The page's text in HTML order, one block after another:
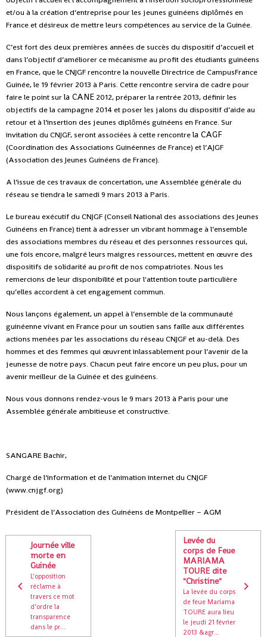
et/ou à la création d’entreprise pour les jeunes guinéens diplômés en
France et désireux de mettre leurs compétences au service de la Guinée.
C’est fort des deux premières années de succès du dispositif d’accueil et
dans l’objectif d’améliorer ce mécanisme au profit des étudiants guinéens
en France, que le CNJGF rencontre la nouvelle Directrice de CampusFrance
Guinée, le 19 février 2013 à Paris. Cette rencontre servira de cadre pour
faire le point surla CANE 2012, préparer la rentrée 2013, définir les
objectifs de la campagne 2014 et poser les jalons du dispositif d’aide au
retour et à l’insertion des jeunes diplômés guinéens en France. Sur
invitation du CNJGF, seront associées à cette rencontrela CAGF
(Coordination des Associations Guinéennes de France) et l’AJGF
(Association des Jeunes Guinéens de France).
A l’issue de ces travaux de concertation, une Assemblée générale du
réseau se tiendra le samedi 9 mars 2013 à Paris.
Le bureau exécutif du CNJGF (Conseil National des associations des Jeunes
Guinéens en France) tient à adresser un vibrant hommage à l’ensemble
des associations membres du réseau et des personnes ressources qui,
une fois encore, malgré leurs maigres ressources, mettent en œuvre des
dispositifs de solidarité au profit de nos compatriotes. Nous les
remercions de leur disponibilité et pour l'attention toute particulière
qu’elles accordent à cet engagement commun.
Nous lançons également, un appel à l’ensemble de la communauté
guinéenne vivant en France pour un soutien sans faille aux différentes
actions menées par les associations du réseau CNJGF et au-delà. Des
hommes et des femmes qui œuvrent inlassablement pour l’avenir de la
jeunesse de notre pays. Chacun peut faire encore un peu plus, pour un
avenir meilleur de la Guinée et des guinéens.
Nous vous donnons rendez-vous le 9 mars 2013 à Paris pour une
Assemblée générale ambitieuse et constructive.
SANGARE Bachir,
Chargé de l’information et de l’animation internet du CNJGF
(www.cnjgf.org)
Président de l’Association des Guinéens de Montpellier – AGM
Journée ville
morte en
Guinée
L’opposition
réclame à
travers ce mot
d’ordre la
transparence
dans le pr...
Levée du
corps de Feue
MARIAMA
TOURE dite
"Christine"
La levée du corps
de feue Mariama
TOURE aura lieu
le jeudi 21 février
2013 &agr...